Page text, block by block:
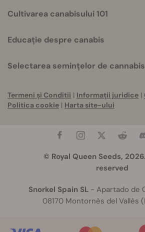
Cultivarea canabisului 101
Educație despre canabis
Selectarea semințelor de cannabis
Termeni și Condiții | Informații juridice |
Politica cookie | Harta site-ului
© Royal Queen Seeds,
reserved
Snorkel Spain SL- Apartado de
08170 Montornès del Vallès